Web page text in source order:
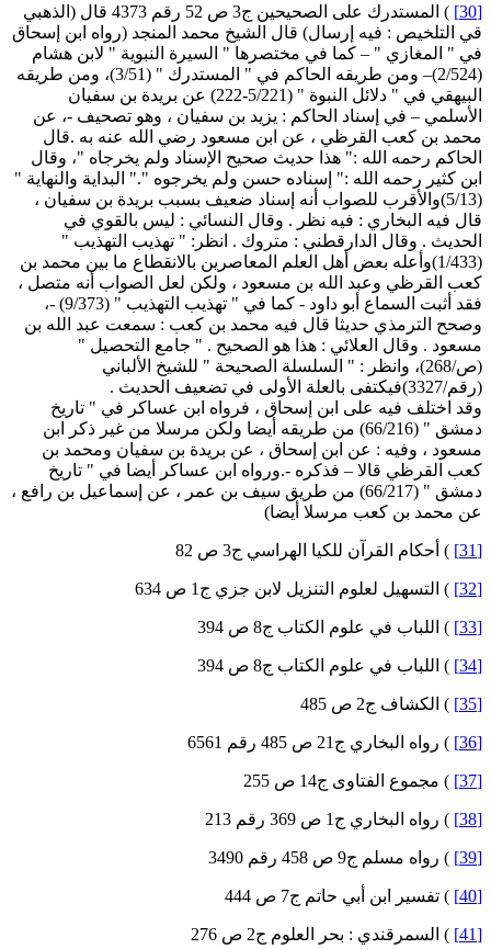
) المستدرك على الصحيحين ج3 ص 52 رقم 4373 قال (الذهبي
التلخيص : فيه إرسال) قال الشيخ محمد المنجد (رواه ابن إسحاق
" المغازي " – كما في مختصرها " السيرة النبوية " لابن هشام
(2/524)– ومن طريقه الحاكم في " المستدرك " (3/51)، ومن طريقه
البيهقي في " دلائل النبوة " (5/221-222) عن بريدة بن سفيان
– في إسناد الحاكم : يزيد بن سفيان ، وهو تصحيف -، عن
بن كعب القرظي ، عن ابن مسعود رضي الله عنه به .قال
رحمه الله :" هذا حديث صحيح الإسناد ولم يخرجاه "، وقال
كثير رحمه الله :" إسناده حسن ولم يخرجوه "." البداية والنهاية "
(5/13)والأقرب للصواب أنه إسناد ضعيف بسبب بريدة بن سفيان ،
فيه البخاري : فيه نظر . وقال النسائي : ليس بالقوي في
. وقال الدارقطني : متروك . انظر: " تهذيب التهذيب "
(1/433)وأعله بعض أهل العلم المعاصرين بالانقطاع ما بين محمد بن
القرظي وعبد الله بن مسعود ، ولكن لعل الصواب أنه متصل ،
فقد أثبت السماع أبو داود - كما في " تهذيب التهذيب " (9/373) -،
الترمذي حديثا قال فيه محمد بن كعب : سمعت عبد الله بن
. وقال العلائي : هذا هو الصحيح . " جامع التحصيل "
(ص/268)، وانظر : " السلسلة الصحيحة " للشيخ الألباني
بالعلة الأولى في تضعيف الحديث .
اختلف فيه على ابن إسحاق ، فرواه ابن عساكر في " تاريخ
دمشق " (66/216) من طريقه أيضا ولكن مرسلا من غير ذكر ابن
، وفيه : عن ابن إسحاق ، عن بريدة بن سفيان ومحمد بن
القرظي قالا – فذكره -.ورواه ابن عساكر أيضا في " تاريخ
دمشق " (66/217) من طريق سيف بن عمر ، عن إسماعيل بن رافع ،
محمد بن كعب مرسلا أيضا)
) أحكام القرآن للكيا الهراسي ج3 ص 82
) التسهيل لعلوم التنزيل لابن جزي ج1 ص 634
) اللباب في علوم الكتاب ج8 ص 394
) اللباب في علوم الكتاب ج8 ص 394
) الكشاف ج2 ص 485
) رواه البخاري ج21 ص 485 رقم 6561
) مجموع الفتاوى ج14 ص 255
) رواه البخاري ج1 ص 369 رقم 213
) رواه مسلم ج9 ص 458 رقم 3490
) تفسير ابن أبي حاتم ج7 ص 444
) السمرقندي : بحر العلوم ج2 ص 276